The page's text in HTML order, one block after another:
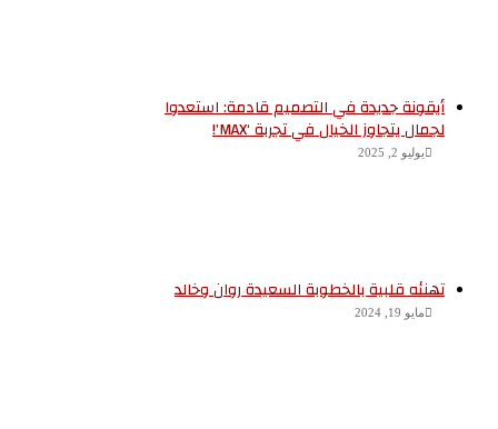
أيقونة جديدة في التصميم قادمة: استعدوا
لجمال يتجاوز الخيال في تجربة ‘MAX’!
يوليو 2, 2025
تهنئه قلبية بالخطوبة السعيدة روان وخالد
مايو 19, 2024